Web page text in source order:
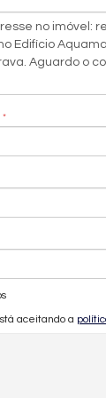
churrasqueira
para
das localizações
mesmo e
aceitando a